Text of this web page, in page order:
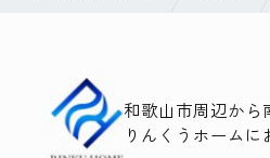
和歌山市周辺から
りんくうホーム